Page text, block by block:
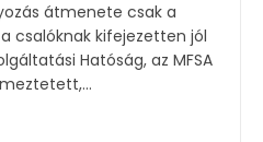
átmenete csak a
csalóknak kifejezetten jól